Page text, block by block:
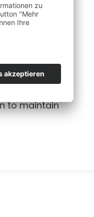
to maintain